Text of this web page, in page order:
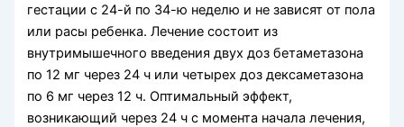
гестации с 24-й по 34-ю неделю и не зависят от пола
или расы ребенка. Лечение состоит из
внутримышечного введения двух доз бетаметазона
по 12 мг через 24 ч или четырех доз дексаметазона
по 6 мг через 12 ч. Оптимальный эффект,
возникающий через 24 ч с момента начала лечения,